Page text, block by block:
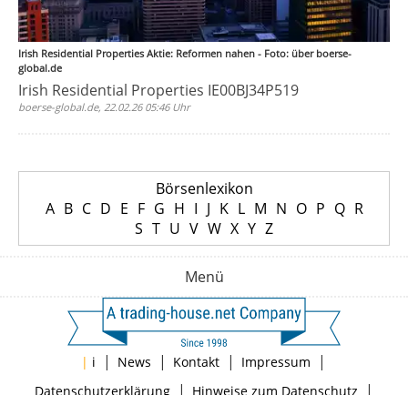
Irish Residential Properties Aktie: Reformen nahen - Foto: über boerse-
global.de
Irish Residential Properties IE00BJ34P519
boerse-global.de, 22.02.26 05:46 Uhr
Börsenlexikon
A B C D E F G H I J K L M N O P Q R
S T U V W X Y Z
Menü
| i | News | Kontakt | Impressum |
Datenschutzerklärung| Hinweise zum Datenschutz |